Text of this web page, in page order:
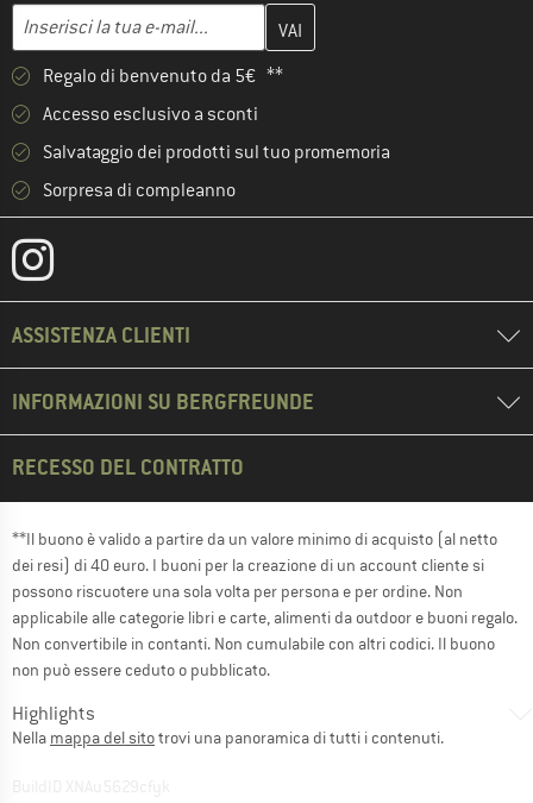
Indirizzo e-mail
Inserisci qui il tuo indirizzo e-mail e crea il tuo account cliente
Regalo di benvenuto da 5€ **
Accesso esclusivo a sconti
Salvataggio dei prodotti sul tuo promemoria
Sorpresa di compleanno
ASSISTENZA CLIENTI
INFORMAZIONI SU BERGFREUNDE
RECESSO DEL CONTRATTO
**Il buono è valido a partire da un valore minimo di acquisto (al netto
dei resi) di 40 euro. I buoni per la creazione di un account cliente si
possono riscuotere una sola volta per persona e per ordine. Non
applicabile alle categorie libri e carte, alimenti da outdoor e buoni regalo.
Non convertibile in contanti. Non cumulabile con altri codici. Il buono
non può essere ceduto o pubblicato.
Highlights
Nella mappa del sitotrovi una panoramica di tutti i contenuti.